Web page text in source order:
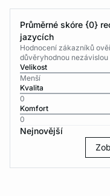
Průměrné skóre {0}
jazycích
Hodnocení zákazníků
důvěryhodnou
Velikost
Menší
Kvalita
0
Komfort
0
Nejnovější